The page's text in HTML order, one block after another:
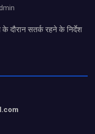
के दौरान सतर्क रहने के निर्देश